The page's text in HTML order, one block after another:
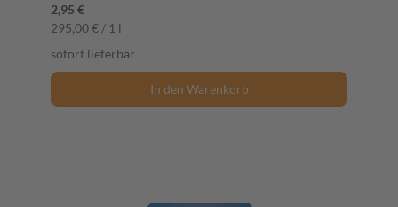
2,95 €
295,00 € / 1 l
sofort lieferbar
In den Warenkorb